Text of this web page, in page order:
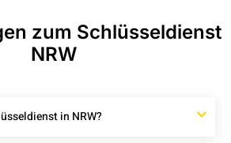
zum Schlüsseldienst
NRW
in NRW?